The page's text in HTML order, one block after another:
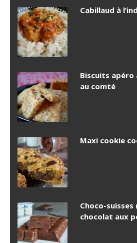
Cabillaud à
Biscuits
au comté
Maxi cookie
Choco-
chocolat aux